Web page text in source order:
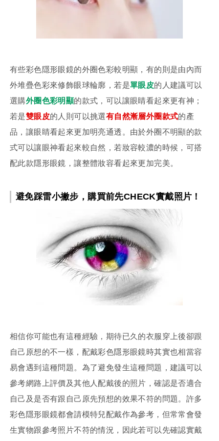
有些彩色隱形眼鏡的外圈色彩較明顯，有的則是由內而
外堆疊色彩來修飾眼球輪廓，若是單眼皮的人建議可以
選購外圈色彩明顯的款式，可以讓眼睛看起來更有神；
若是雙眼皮的人則可以挑選有自然漸層外圈款式的產
品，讓眼睛看起來更加明亮通透。由於外圈不明顯的款
式可以讓眼神看起來較自然，若妝容較濃的時候，可搭
配此款隱形眼鏡，讓整體妝容看起來更加完美。
避免踩雷小撇步，購買前先CHECK實戴照片！
相信你可能也有這種經驗，期待已久的衣服穿上後卻跟
自己原想的不一樣，配戴彩色隱形眼鏡時其實也相當容
易會遇到這種問題。為了避免發生這種問題，建議可以
參考網路上評價及其他人配戴後的照片，確認是否適合
自己及是否有跟自己原先預想的效果不符的問題。許多
彩色隱形眼鏡都會請模特兒配戴作為參考，但常常會發
生實物跟參考照片不符的情況，因此若可以先確認實戴